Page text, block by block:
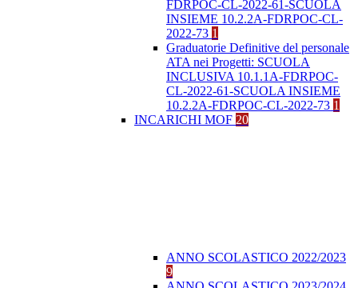
FDRPOC-CL-2022-61-SCUOLA
INSIEME 10.2.2A-FDRPOC-CL-
2022-73 1
Graduatorie Definitive del personale
ATA nei Progetti: SCUOLA
INCLUSIVA 10.1.1A-FDRPOC-
CL-2022-61-SCUOLA INSIEME
10.2.2A-FDRPOC-CL-2022-73 1
INCARICHI MOF 20
ANNO SCOLASTICO 2022/2023
9